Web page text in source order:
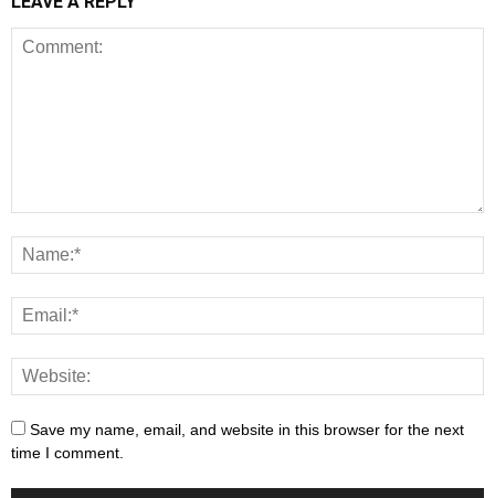
Save my name, email, and website in this browser for the next
time I comment.